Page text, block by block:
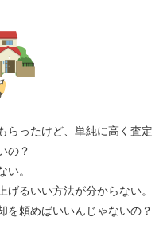
ったけど、単純に高く査定
の？
。
るいい方法が分からない。
頼めばいいんじゃないの？